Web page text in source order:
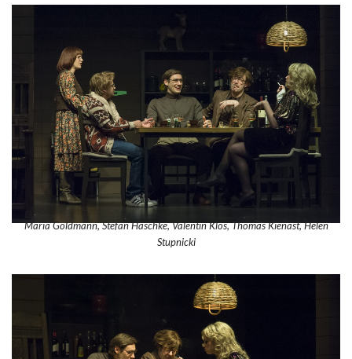
Maria Goldmann, Stefan Haschke, Valentin Klos, Thomas Kienast, Helen
Stupnicki